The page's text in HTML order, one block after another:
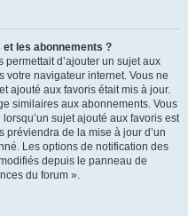
les abonnements ?
d’ajouter un sujet aux
votre navigateur internet. Vous ne
ajouté aux favoris était mis à jour.
similaires aux abonnements. Vous
sujet ajouté aux favoris est
préviendra de la mise à jour d’un
Les options de notification des
depuis le panneau de
du forum ».